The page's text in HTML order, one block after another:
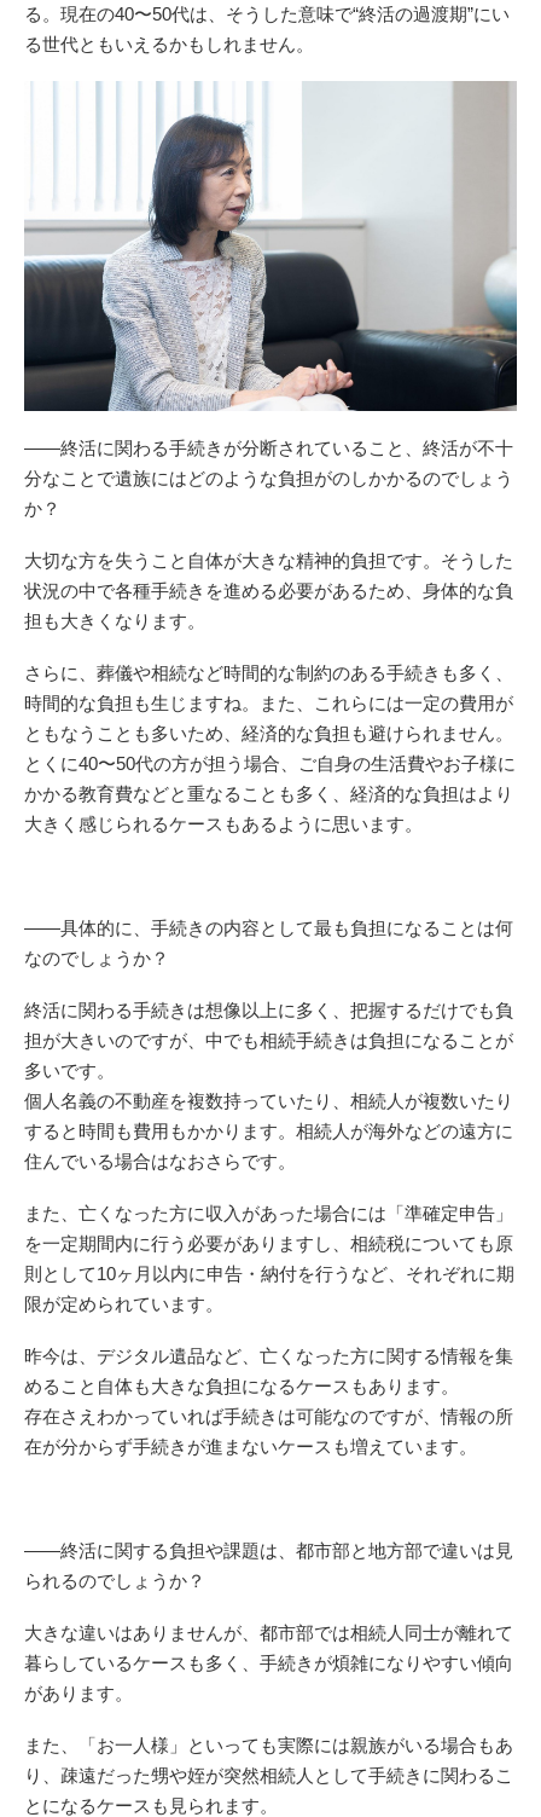
る。現在の40〜50代は、そうした意味で“終活の過渡期”にい
る世代ともいえるかもしれません。
——終活に関わる手続きが分断されていること、終活が不十
分なことで遺族にはどのような負担がのしかかるのでしょう
か？
大切な方を失うこと自体が大きな精神的負担です。そうした
状況の中で各種手続きを進める必要があるため、身体的な負
担も大きくなります。
さらに、葬儀や相続など時間的な制約のある手続きも多く、
時間的な負担も生じますね。また、これらには一定の費用が
ともなうことも多いため、経済的な負担も避けられません。
とくに40〜50代の方が担う場合、ご自身の生活費やお子様に
かかる教育費などと重なることも多く、経済的な負担はより
大きく感じられるケースもあるように思います。
——具体的に、手続きの内容として最も負担になることは何
なのでしょうか？
終活に関わる手続きは想像以上に多く、把握するだけでも負
担が大きいのですが、中でも相続手続きは負担になることが
多いです。
個人名義の不動産を複数持っていたり、相続人が複数いたり
すると時間も費用もかかります。相続人が海外などの遠方に
住んでいる場合はなおさらです。
また、亡くなった方に収入があった場合には「準確定申告」
を一定期間内に行う必要がありますし、相続税についても原
則として10ヶ月以内に申告・納付を行うなど、それぞれに期
限が定められています。
昨今は、デジタル遺品など、亡くなった方に関する情報を集
めること自体も大きな負担になるケースもあります。
存在さえわかっていれば手続きは可能なのですが、情報の所
在が分からず手続きが進まないケースも増えています。
——終活に関する負担や課題は、都市部と地方部で違いは見
られるのでしょうか？
大きな違いはありませんが、都市部では相続人同士が離れて
暮らしているケースも多く、手続きが煩雑になりやすい傾向
があります。
また、「お一人様」といっても実際には親族がいる場合もあ
り、疎遠だった甥や姪が突然相続人として手続きに関わるこ
とになるケースも見られます。